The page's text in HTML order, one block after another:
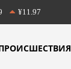
¥11.97